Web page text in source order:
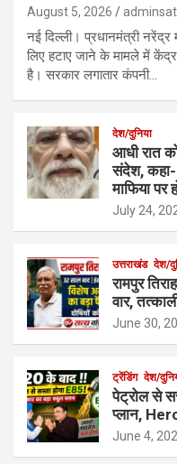
August 5, 2026
नई दिल्ली। प्रधानमंत्री
लिए हटाए जाने के मामले में
है। सरकार लगातार कंपनी…
देश/दुनिया
आधी रात
संदेश, कहा-
माफिया पर
July 24,
उत्तराखंड देश/
रामपुर
वार,
June 30,
ट्रेंडिंग देश/
पेट्रोल से
प्लान,
June 4,